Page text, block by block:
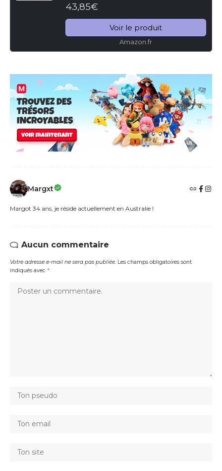
43,85€
Voir le produit
Amazon.fr
Margxt
Margot 34 ans, je réside actuellement en Australie !
Aucun commentaire
Votre adresse e-mail ne sera pas publiée. Les champs obligatoires sont
indiqués avec *